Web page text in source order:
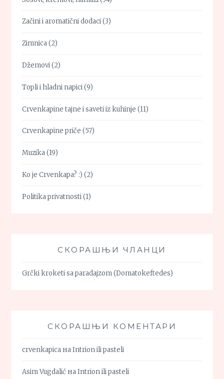
Začini i aromatični dodaci(3)
Zimnica(2)
Džemovi(2)
Topli i hladni napici(9)
Crvenkapine tajne i saveti iz kuhinje (11)
Crvenkapine priče (57)
Muzika(19)
Ko je Crvenkapa? :) (2)
Politika privatnosti(1)
СКОРАШЊИ ЧЛАНЦИ
Grčki kroketi sa paradajzom (Domatokeftedes)
СКОРАШЊИ КОМЕНТАРИ
crvenkapica наIntrion ili pasteli
Asim Vugdalić наIntrion ili pasteli